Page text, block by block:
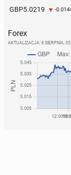
GBP5.0219 -
Forex
AKTUALIZACJA: 6 SIERPNIA,